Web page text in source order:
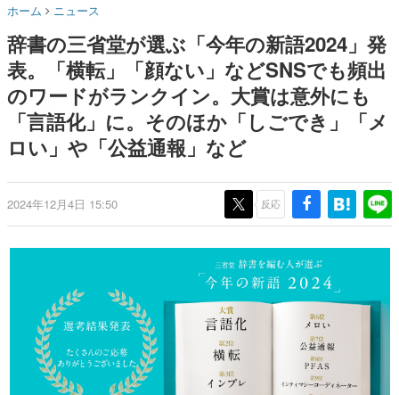
名作ゲームクリエイターの方々に製作時のエピソードをお
きます。
赫本
この物語を解いてはいけない。『赫本』は、〈試験問題〉
の形をした短編ホラー小説集です。
新世代に訊く
これからのデジタルゲーム市場を担う若きクリエイター達
ゲーム世代の作家たち
ゲームに多大な影響を受けた作家さんに取材し、ゲームが
日本モバイルゲーム産業史
日本のモバイルゲーム史における主要なトピック・タイト
ルを網羅するほか、開発者へのインタビューや識者による
解説を掲載。約20年の歴史が一望できる決定版！
若ゲのいたり〜ゲームクリエイターの青春〜
『うつヌケ』『ペンと箸』等で知られるマンガ家・田中圭
一先生によるゲーム業界レポートマンガです。
て、BPOが議論を交わす
ホーム ニュース
辞書の三省堂が選ぶ「今年の新語2024」発
表。「横転」「顔ない」などSNSでも頻出
のワードがランクイン。大賞は意外にも
「言語化」に。そのほか「しごでき」「メ
ロい」や「公益通報」など
2024年12月4日 15:50 反応